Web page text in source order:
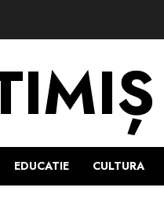
EDUCATIE CULTURA